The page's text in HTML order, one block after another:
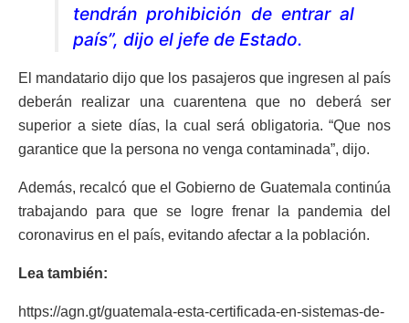
tendrán prohibición de entrar al
país”, dijo el jefe de Estado.
El mandatario dijo que los pasajeros que ingresen al país
deberán realizar una cuarentena que no deberá ser
superior a siete días, la cual será obligatoria. “Que nos
garantice que la persona no venga contaminada”, dijo.
Además, recalcó que el Gobierno de Guatemala continúa
trabajando para que se logre frenar la pandemia del
coronavirus en el país, evitando afectar a la población.
Lea también:
https://agn.gt/guatemala-esta-certificada-en-sistemas-de-